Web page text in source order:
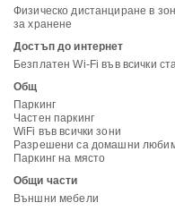
Физическо дистанциране в
за хранене
Достъп до интернет
Безплатен Wi-Fi във всички
Общ
Паркинг
Частен паркинг
WiFi във всички зони
Разрешени са домашни
Паркинг на място
Общи части
Външни мебели